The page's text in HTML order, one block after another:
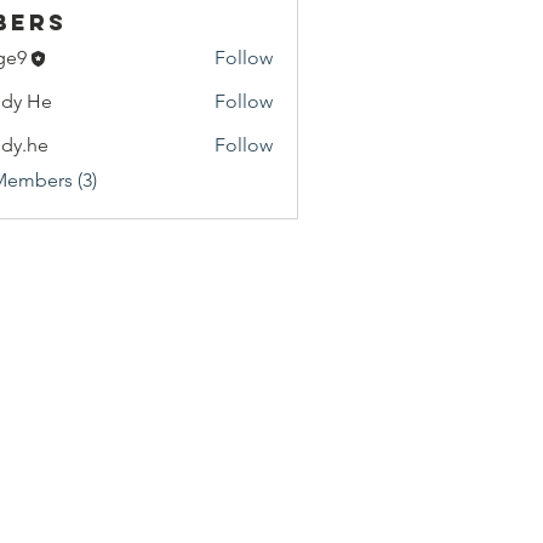
Follow
He Follow
Follow
(3)